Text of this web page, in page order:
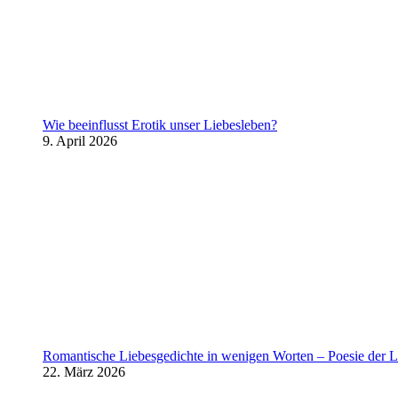
Wie beeinflusst Erotik unser Liebesleben?
9. April 2026
Romantische Liebesgedichte in wenigen Worten – Poesie der
22. März 2026